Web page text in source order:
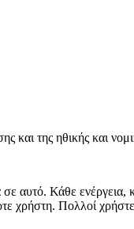
και της ηθικής και
σε αυτό. Κάθε
χρήστη. Πολλοί